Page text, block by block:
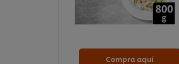
Compra aquí